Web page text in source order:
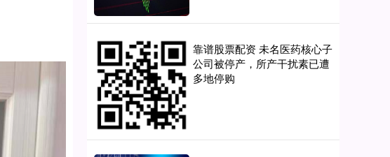
靠谱股票配资 未名医药核心子
公司被停产，所产干扰素已遭
多地停购